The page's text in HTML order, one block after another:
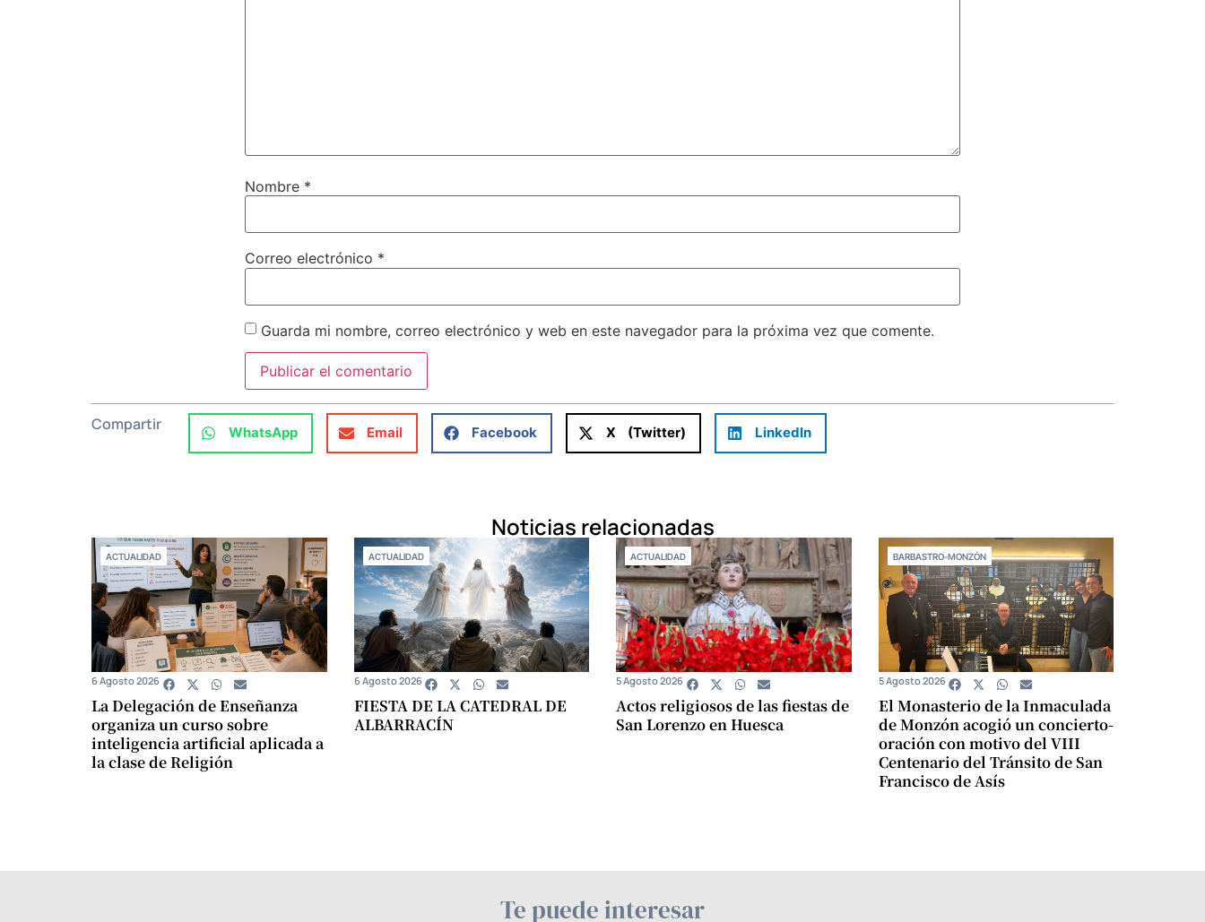
Nombre *
Correo electrónico *
Guarda mi nombre, correo electrónico y web en este navegador para la próxima vez que comente.
Compartir WhatsApp Email Facebook X (Twitter) LinkedIn
Noticias relacionadas
ACTUALIDAD
La Delegación de Enseñanza
organiza un curso sobre
inteligencia artificial aplicada a
la clase de Religión
6 Agosto 2026
ACTUALIDAD
FIESTA DE LA CATEDRAL DE
ALBARRACÍN
6 Agosto 2026
ACTUALIDAD
Actos religiosos de las fiestas de
San Lorenzo en Huesca
5 Agosto 2026
BARBASTRO-MONZÓN
El Monasterio de la Inmaculada
de Monzón acogió un concierto-
oración con motivo del VIII
Centenario del Tránsito de San
Francisco de Asís
5 Agosto 2026
Te puede interesar